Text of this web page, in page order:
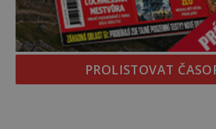
PROLISTOVAT